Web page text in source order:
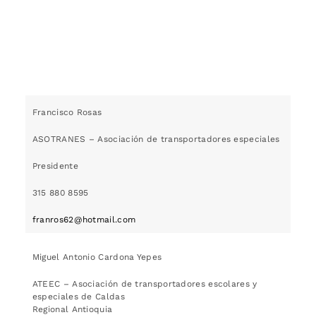
Francisco Rosas
ASOTRANES – Asociación de transportadores especiales
Presidente
315 880 8595
franros62@hotmail.com
Miguel Antonio Cardona Yepes
ATEEC – Asociación de transportadores escolares y
especiales de Caldas
Regional Antioquia